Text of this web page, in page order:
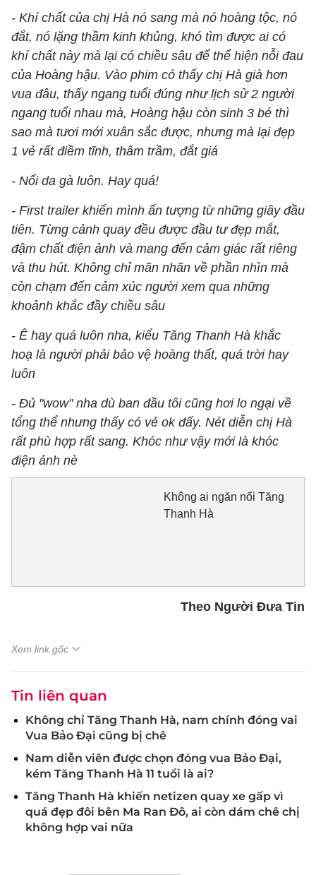
- Khí chất của chị Hà nó sang mà nó hoàng tộc, nó
đắt, nó lặng thầm kinh khủng, khó tìm được ai có
khí chất này mà lại có chiều sâu để thể hiện nỗi đau
của Hoàng hậu. Vào phim có thấy chị Hà già hơn
vua đâu, thấy ngang tuổi đúng như lịch sử 2 người
ngang tuổi nhau mà, Hoàng hậu còn sinh 3 bé thì
sao mà tươi mới xuân sắc được, nhưng mà lại đẹp
1 vẻ rất điềm tĩnh, thâm trầm, đắt giá
- Nổi da gà luôn. Hay quá!
- First trailer khiến mình ấn tượng từ những giây đầu
tiên. Từng cảnh quay đều được đầu tư đẹp mắt,
đậm chất điện ảnh và mang đến cảm giác rất riêng
và thu hút. Không chỉ mãn nhãn về phần nhìn mà
còn chạm đến cảm xúc người xem qua những
khoảnh khắc đầy chiều sâu
- Ê hay quá luôn nha, kiểu Tăng Thanh Hà khắc
hoạ là người phải bảo vệ hoàng thất, quá trời hay
luôn
- Đủ "wow" nha dù ban đầu tôi cũng hơi lo ngại về
tổng thể nhưng thấy có vẻ ok đấy. Nét diễn chị Hà
rất phù hợp rất sang. Khóc như vậy mới là khóc
điện ảnh nè
Không ai ngăn nổi Tăng
Thanh Hà
Theo Người Đưa Tin
Xem link gốc
Tin liên quan
Không chỉ Tăng Thanh Hà, nam chính đóng vai
Vua Bảo Đại cũng bị chê
Nam diễn viên được chọn đóng vua Bảo Đại,
kém Tăng Thanh Hà 11 tuổi là ai?
Tăng Thanh Hà khiến netizen quay xe gấp vì
quá đẹp đôi bên Ma Ran Đô, ai còn dám chê chị
không hợp vai nữa